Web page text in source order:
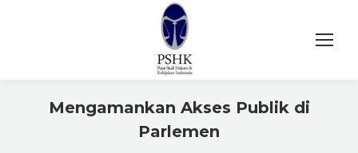
Mengamankan Akses Publik di
Parlemen